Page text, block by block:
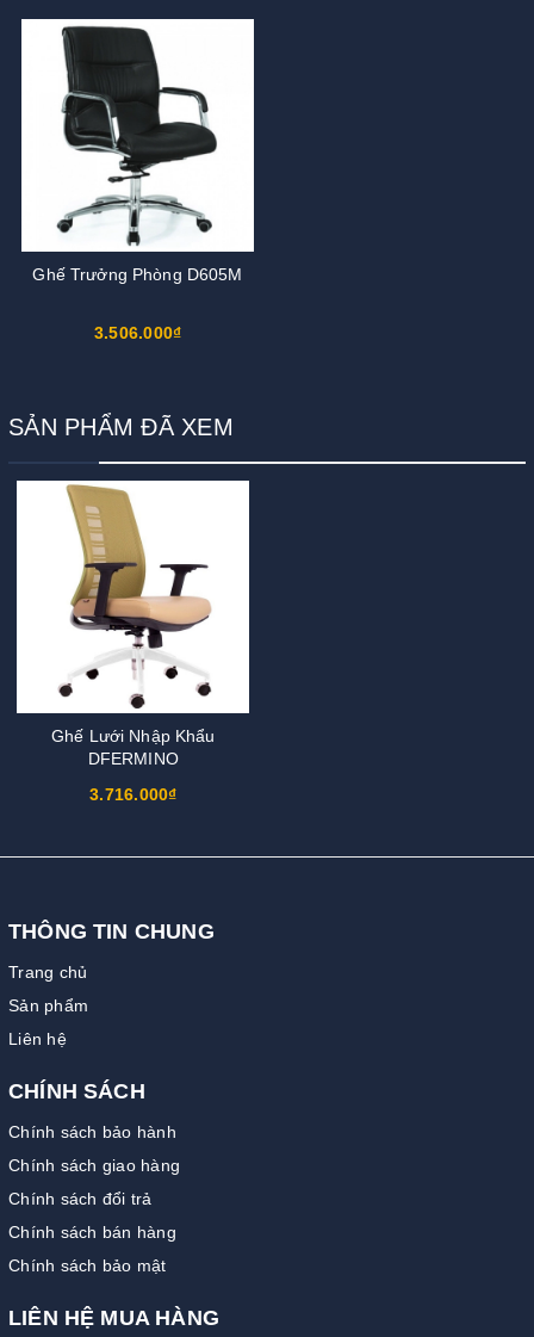
Ghế Trưởng Phòng D605M
3.506.000₫
SẢN PHẨM ĐÃ XEM
Ghế Lưới Nhập Khẩu
DFERMINO
3.716.000₫
THÔNG TIN CHUNG
Trang chủ
Sản phẩm
Liên hệ
CHÍNH SÁCH
Chính sách bảo hành
Chính sách giao hàng
Chính sách đổi trả
Chính sách bán hàng
Chính sách bảo mật
LIÊN HỆ MUA HÀNG